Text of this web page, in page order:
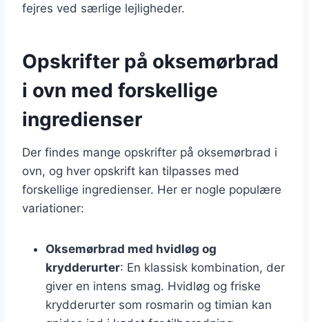
fejres ved særlige lejligheder.
Opskrifter på oksemørbrad
i ovn med forskellige
ingredienser
Der findes mange opskrifter på oksemørbrad i
ovn, og hver opskrift kan tilpasses med
forskellige ingredienser. Her er nogle populære
variationer:
Oksemørbrad med hvidløg og
krydderurter: En klassisk kombination, der
giver en intens smag. Hvidløg og friske
krydderurter som rosmarin og timian kan